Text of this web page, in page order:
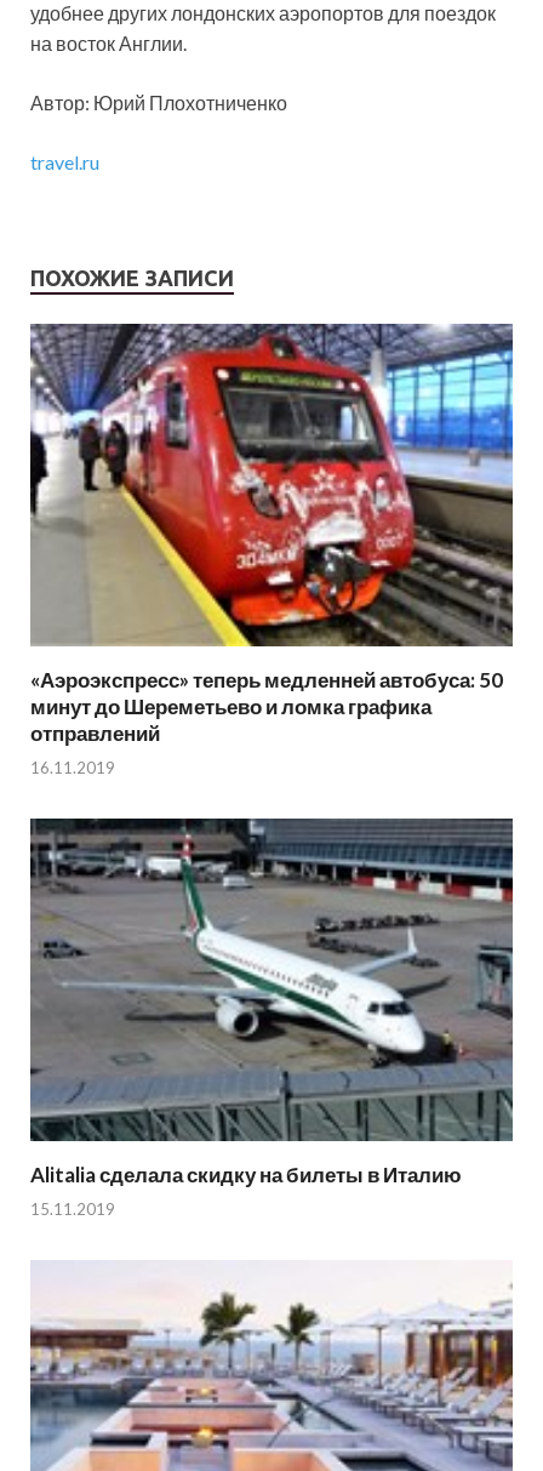
удобнее других лондонских аэропортов для поездок
на восток Англии.
Автор: Юрий Плохотниченко
travel.ru
ПОХОЖИЕ ЗАПИСИ
«Аэроэкспресс» теперь медленней автобуса: 50
минут до Шереметьево и ломка графика
отправлений
16.11.2019
Alitalia сделала скидку на билеты в Италию
15.11.2019